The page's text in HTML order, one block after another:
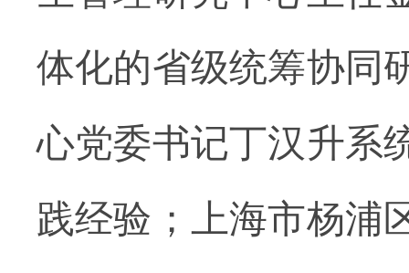
体化的省级统筹协同
心党委书记丁汉升系
践经验；上海市杨浦